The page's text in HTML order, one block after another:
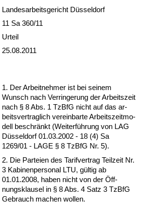
Landesarbeitsgericht Düsseldorf
11 Sa 360/11
Urteil
25.08.2011
1. Der Ar­beit­neh­mer ist bei sei­nem
Wunsch nach Ver­rin­ge­rung der Ar­beits­zeit
nach § 8 Abs. 1 Tz­B­fG nicht auf das ar­
beits­ver­trag­lich ver­ein­bar­te Ar­beits­zeit­mo­
dell be­schränkt (Wei­terführung von LAG
Düssel­dorf 01.03.2002 - 18 (4) Sa
1269/01 - LA­GE § 8 Tz­B­fG Nr. 5).
2. Die Par­tei­en des Ta­rif­ver­trag Teil­zeit Nr.
3 Ka­bi­nen­per­so­nal LTU, gültig ab
01.01.2008, ha­ben nicht von der Öff­
nungs­klau­sel in § 8 Abs. 4 Satz 3 Tz­B­fG
Ge­brauch ma­chen wol­len.